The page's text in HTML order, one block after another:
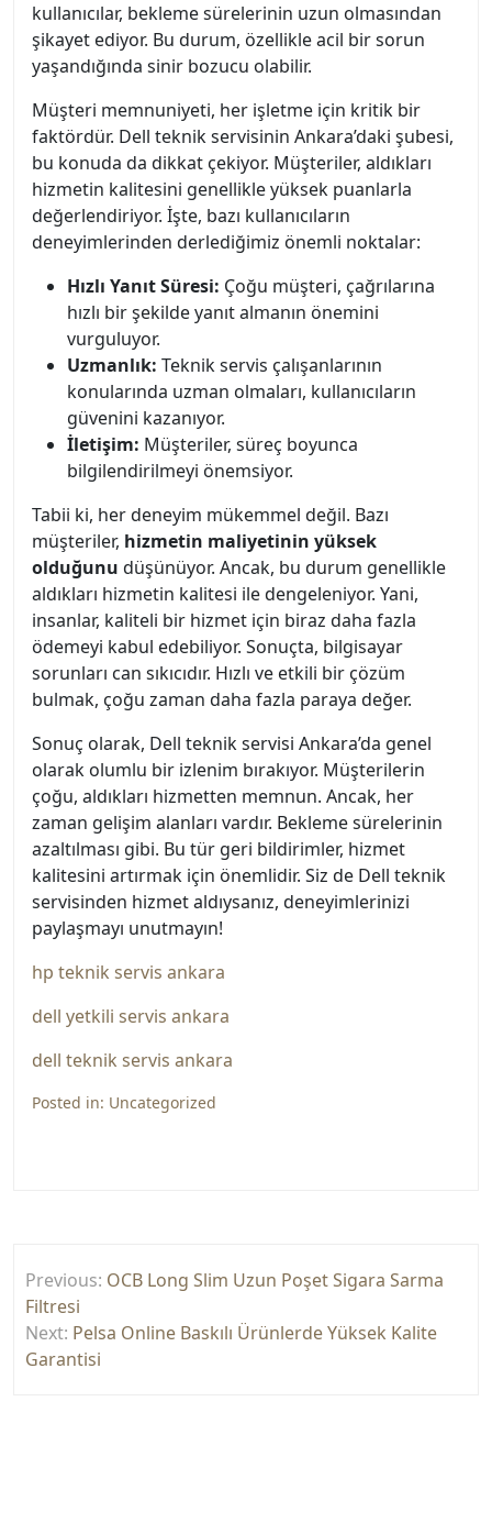
kullanıcılar, bekleme sürelerinin uzun olmasından
şikayet ediyor. Bu durum, özellikle acil bir sorun
yaşandığında sinir bozucu olabilir.
Müşteri memnuniyeti, her işletme için kritik bir
faktördür. Dell teknik servisinin Ankara’daki şubesi,
bu konuda da dikkat çekiyor. Müşteriler, aldıkları
hizmetin kalitesini genellikle yüksek puanlarla
değerlendiriyor. İşte, bazı kullanıcıların
deneyimlerinden derlediğimiz önemli noktalar:
Hızlı Yanıt Süresi: Çoğu müşteri, çağrılarına
hızlı bir şekilde yanıt almanın önemini
vurguluyor.
Uzmanlık: Teknik servis çalışanlarının
konularında uzman olmaları, kullanıcıların
güvenini kazanıyor.
İletişim: Müşteriler, süreç boyunca
bilgilendirilmeyi önemsiyor.
Tabii ki, her deneyim mükemmel değil. Bazı
müşteriler, hizmetin maliyetinin yüksek
olduğunu düşünüyor. Ancak, bu durum genellikle
aldıkları hizmetin kalitesi ile dengeleniyor. Yani,
insanlar, kaliteli bir hizmet için biraz daha fazla
ödemeyi kabul edebiliyor. Sonuçta, bilgisayar
sorunları can sıkıcıdır. Hızlı ve etkili bir çözüm
bulmak, çoğu zaman daha fazla paraya değer.
Sonuç olarak, Dell teknik servisi Ankara’da genel
olarak olumlu bir izlenim bırakıyor. Müşterilerin
çoğu, aldıkları hizmetten memnun. Ancak, her
zaman gelişim alanları vardır. Bekleme sürelerinin
azaltılması gibi. Bu tür geri bildirimler, hizmet
kalitesini artırmak için önemlidir. Siz de Dell teknik
servisinden hizmet aldıysanız, deneyimlerinizi
paylaşmayı unutmayın!
hp teknik servis ankara
dell yetkili servis ankara
dell teknik servis ankara
Posted in: Uncategorized
gezinmesi
Previous: OCB Long Slim Uzun Poşet Sigara Sarma
Filtresi
Next: Pelsa Online Baskılı Ürünlerde Yüksek Kalite
Garantisi